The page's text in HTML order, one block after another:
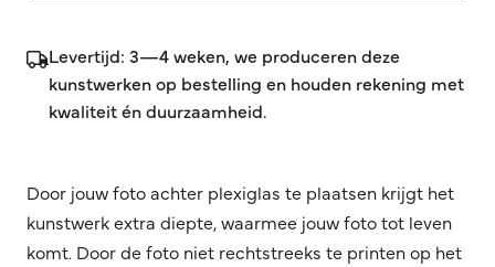
Levertijd: 3—4 weken, we produceren deze
kunstwerken op bestelling en houden rekening met
kwaliteit én duurzaamheid.
Door jouw foto achter plexiglas te plaatsen krijgt het
kunstwerk extra diepte, waarmee jouw foto tot leven
komt. Door de foto niet rechtstreeks te printen op het